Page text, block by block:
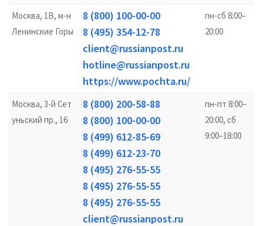
Москва, 1В, м-н
Ленинские Горы
8 (800) 100-00-00
8 (495) 354-12-78
client@russianpost.ru
hotline@russianpost.ru
https://www.pochta.ru/
пн-сб 8:00–
20:00
Москва, 3-й Сет
уньский пр., 16
8 (800) 200-58-88
8 (800) 100-00-00
8 (499) 612-85-69
8 (499) 612-23-70
8 (495) 276-55-55
8 (495) 276-55-55
8 (495) 276-55-55
client@russianpost.ru
пн-пт 8:00–
20:00, сб
9:00–18:00